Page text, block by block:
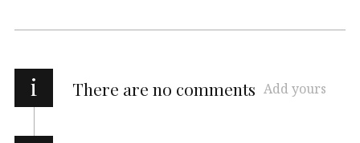
i There are no comments Add yours